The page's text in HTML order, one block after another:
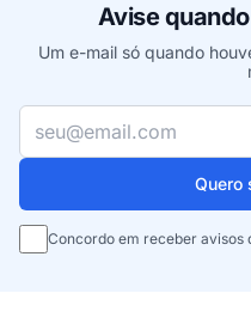
Avise
Um e-mail só quando
Seu e-mail
Quero
Concordo em receber avisos